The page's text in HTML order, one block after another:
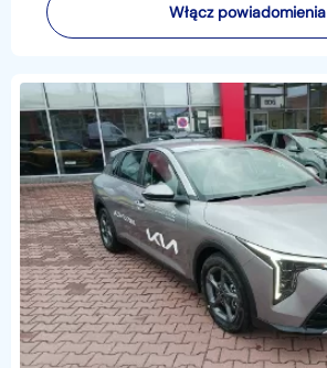
Włącz powiadomienia